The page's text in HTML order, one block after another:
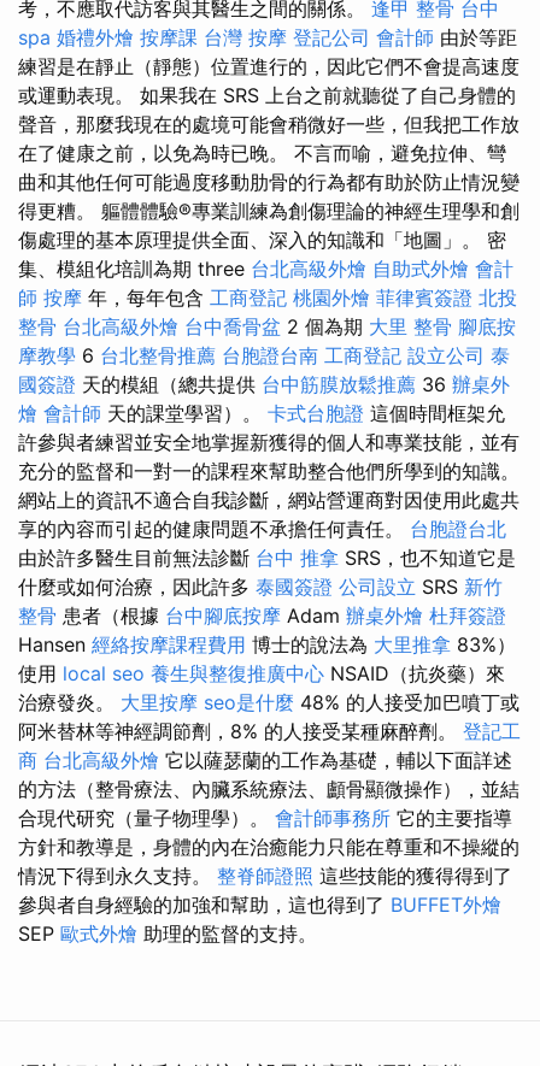
考，不應取代訪客與其醫生之間的關係。 逢甲 整骨 台中
spa 婚禮外燴 按摩課 台灣 按摩 登記公司 會計師 由於等距
練習是在靜止（靜態）位置進行的，因此它們不會提高速度
或運動表現。 如果我在 SRS 上台之前就聽從了自己身體的
聲音，那麼我現在的處境可能會稍微好一些，但我把工作放
在了健康之前，以免為時已晚。 不言而喻，避免拉伸、彎
曲和其他任何可能過度移動肋骨的行為都有助於防止情況變
得更糟。 軀體體驗®專業訓練為創傷理論的神經生理學和創
傷處理的基本原理提供全面、深入的知識和「地圖」。 密
集、模組化培訓為期 three 台北高級外燴 自助式外燴 會計
師 按摩 年，每年包含 工商登記 桃園外燴 菲律賓簽證 北投
整骨 台北高級外燴 台中喬骨盆 2 個為期 大里 整骨 腳底按
摩教學 6 台北整骨推薦 台胞證台南 工商登記 設立公司 泰
國簽證 天的模組（總共提供 台中筋膜放鬆推薦 36 辦桌外
燴 會計師 天的課堂學習）。 卡式台胞證 這個時間框架允
許參與者練習並安全地掌握新獲得的個人和專業技能，並有
充分的監督和一對一的課程來幫助整合他們所學到的知識。
網站上的資訊不適合自我診斷，網站營運商對因使用此處共
享的內容而引起的健康問題不承擔任何責任。 台胞證台北
由於許多醫生目前無法診斷 台中 推拿 SRS，也不知道它是
什麼或如何治療，因此許多 泰國簽證 公司設立 SRS 新竹
整骨 患者（根據 台中腳底按摩 Adam 辦桌外燴 杜拜簽證
Hansen 經絡按摩課程費用 博士的說法為 大里推拿 83%）
使用 local seo 養生與整復推廣中心 NSAID（抗炎藥）來
治療發炎。 大里按摩 seo是什麼 48% 的人接受加巴噴丁或
阿米替林等神經調節劑，8% 的人接受某種麻醉劑。 登記工
商 台北高級外燴 它以薩瑟蘭的工作為基礎，輔以下面詳述
的方法（整骨療法、內臟系統療法、顱骨顯微操作），並結
合現代研究（量子物理學）。 會計師事務所 它的主要指導
方針和教導是，身體的內在治癒能力只能在尊重和不操縱的
情況下得到永久支持。 整脊師證照 這些技能的獲得得到了
參與者自身經驗的加強和幫助，這也得到了 BUFFET外燴
SEP 歐式外燴 助理的監督的支持。